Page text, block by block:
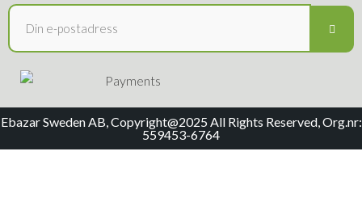
Ebazar Sweden AB, Copyright@2025 All Rights Reserved, Org.nr:
559453-6764